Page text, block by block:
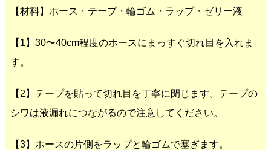
【材料】ホース・テープ・輪ゴム・ラップ・ゼリー液
【1】30〜40cm程度のホースにまっすぐ切れ目を入れま
す。
【2】テープを貼って切れ目を丁寧に閉じます。テープの
シワは液漏れにつながるので注意してください。
【3】ホースの片側をラップと輪ゴムで塞ぎます。